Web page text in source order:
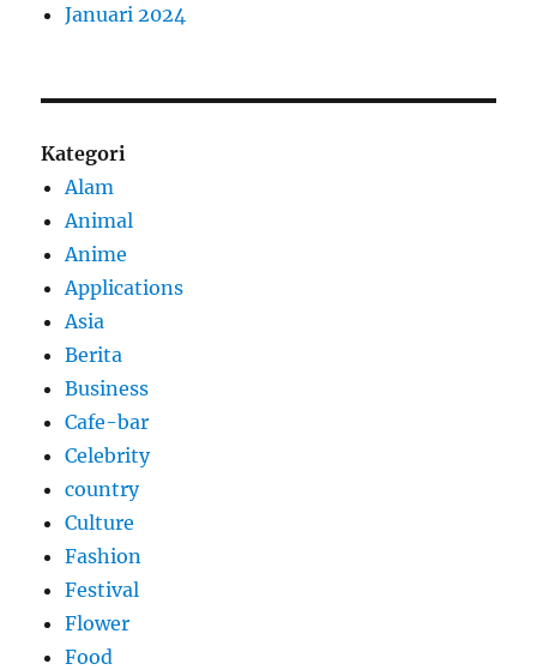
Januari 2024
Kategori
Alam
Animal
Anime
Applications
Asia
Berita
Business
Cafe-bar
Celebrity
country
Culture
Fashion
Festival
Flower
Food